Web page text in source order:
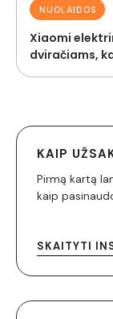
NUOLAIDOS
Xiaomi
dviračiams,
KAIP
Pirmą kartą
kaip
SKAITYTI